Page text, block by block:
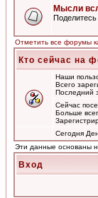
Мысли
Отметить все форумы
Кто сейчас на
Наши
Всего
Последний
Сейчас
Больше
Сегодня
Эти данные основаны
Вход